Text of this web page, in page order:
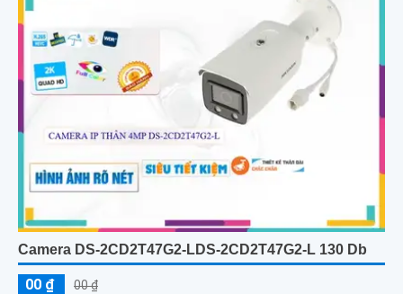
Camera DS-2CD2T47G2-LDS-2CD2T47G2-L 130 Db
00 ₫ 00 ₫